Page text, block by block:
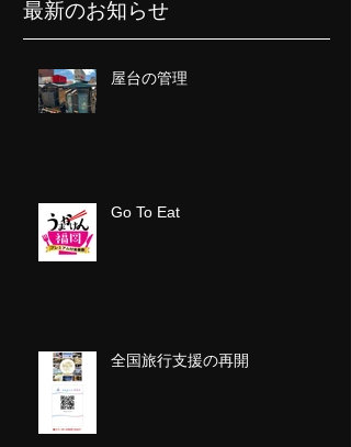
最新のお知らせ
屋台の管理
Go To Eat
全国旅行支援の再開